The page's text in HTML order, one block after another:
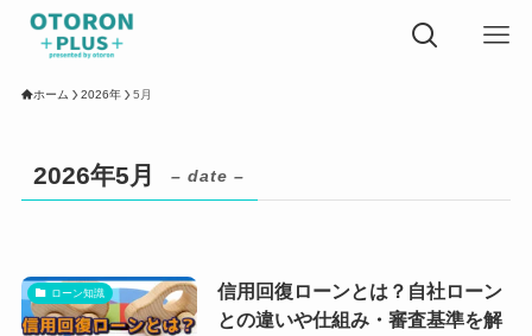
ホーム 2026年 5月
2026年5月 – date –
ローン知識
信用回復ローンとは？自社ローン
との違いや仕組み・審査基準を解